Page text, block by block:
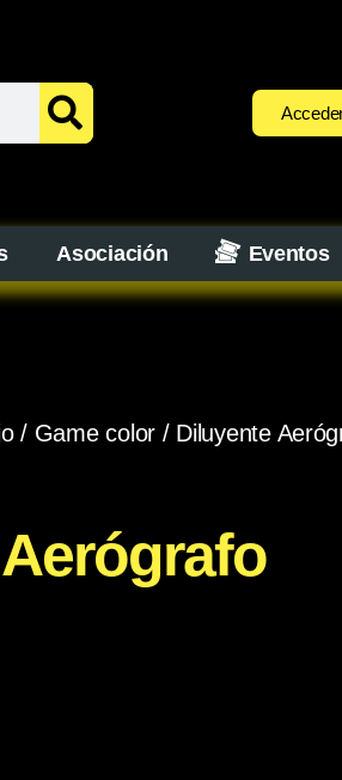
Asociación Eventos
/ Game color / Diluyente